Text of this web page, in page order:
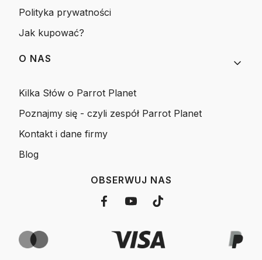
Polityka prywatności
Jak kupować?
O NAS
Kilka Słów o Parrot Planet
Poznajmy się - czyli zespół Parrot Planet
Kontakt i dane firmy
Blog
OBSERWUJ NAS